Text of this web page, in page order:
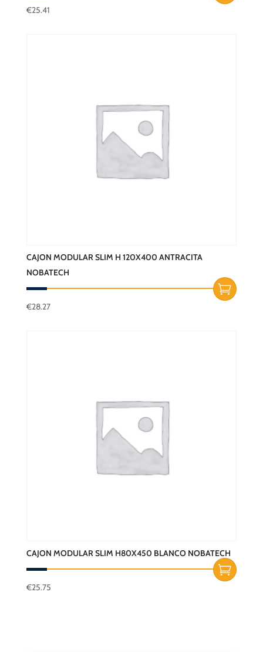
€25.41
CAJON MODULAR SLIM H 120X400 ANTRACITA
NOBATECH
€28.27
CAJON MODULAR SLIM H80X450 BLANCO NOBATECH
€25.75